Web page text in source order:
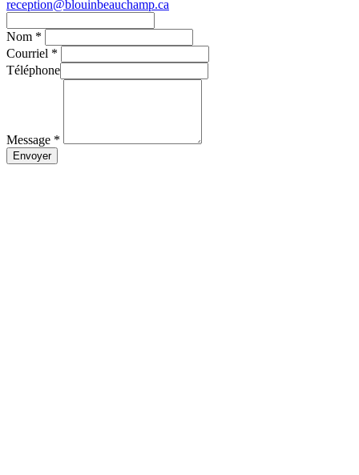
reception@blouinbeauchamp.ca
Nom *
Courriel *
Téléphone
Message *
Envoyer